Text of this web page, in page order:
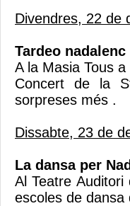
Divendres, 22 de
Tardeo nadalenc
A la Masia Tous
Concert de la
sorpreses més .
Dissabte, 23 de
La dansa per
Al Teatre
escoles de dansa